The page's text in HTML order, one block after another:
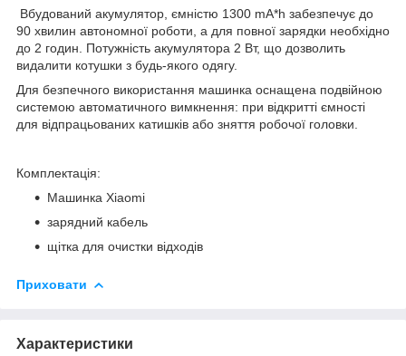
Вбудований акумулятор, ємністю 1300 mA*h забезпечує до
90 хвилин автономної роботи, а для повної зарядки необхідно
до 2 годин. Потужність акумулятора 2 Вт, що дозволить
видалити котушки з будь-якого одягу.
Для безпечного використання машинка оснащена подвійною
системою автоматичного вимкнення: при відкритті ємності
для відпрацьованих катишків або зняття робочої головки.
Комплектація:
Машинка Xiaomi
зарядний кабель
щітка для очистки відходів
Приховати
Характеристики